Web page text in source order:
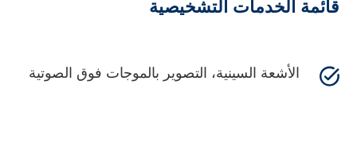
قائمة الخدمات التشخيصية
الأشعة السينية، التصوير بالموجات فوق الصوتية